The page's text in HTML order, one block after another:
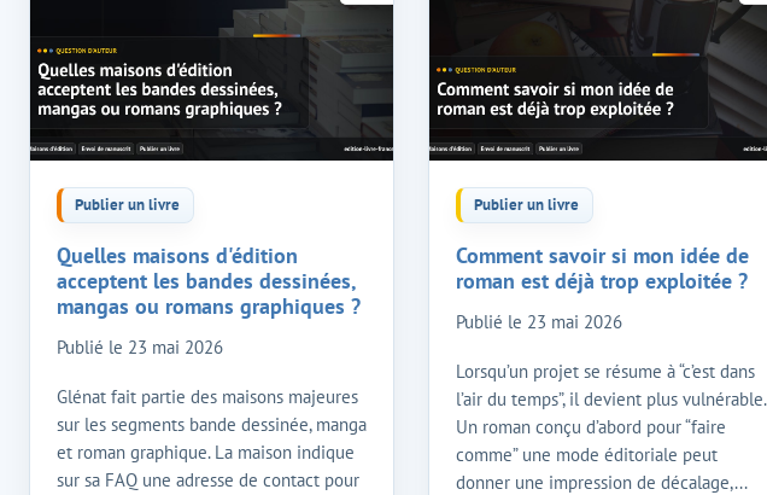
Publier un livre
Quelles maisons d'édition
acceptent les bandes dessinées,
mangas ou romans graphiques ?
Publié le 23 mai 2026
Glénat fait partie des maisons majeures
sur les segments bande dessinée, manga
et roman graphique. La maison indique
sur sa FAQ une adresse de contact pour
Publier un livre
Comment savoir si mon idée de
roman est déjà trop exploitée ?
Publié le 23 mai 2026
Lorsqu’un projet se résume à “c’est dans
l’air du temps”, il devient plus vulnérable.
Un roman conçu d’abord pour “faire
comme” une mode éditoriale peut
donner une impression de décalage,...